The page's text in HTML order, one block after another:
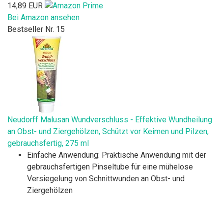
14,89 EUR
Bei Amazon ansehen
Bestseller Nr. 15
Neudorff Malusan Wundverschluss - Effektive Wundheilung
an Obst- und Ziergehölzen, Schützt vor Keimen und Pilzen,
gebrauchsfertig, 275 ml
Einfache Anwendung: Praktische Anwendung mit der
gebrauchsfertigen Pinseltube für eine mühelose
Versiegelung von Schnittwunden an Obst- und
Ziergehölzen